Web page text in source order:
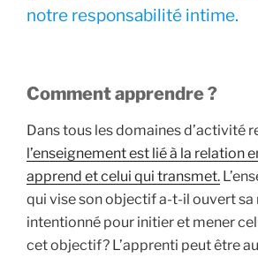
notre responsabilité intime.
Comment apprendre ?
Dans tous les domaines d’activité
l’enseignement est lié à la relation
apprend et celui qui transmet.
qui vise son objectif a-t-il ouvert sa
intentionné pour initier et mener
cet objectif? L’apprenti peut être